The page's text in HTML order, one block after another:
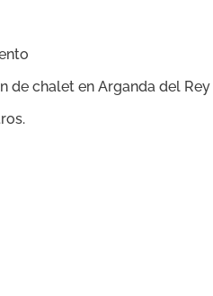
chalet en Arganda del